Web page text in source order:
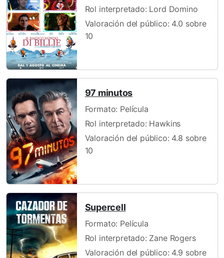
Rol interpretado: Lord Domino
Valoración del público: 4.0 sobre
10
97 minutos
Formato: Película
Rol interpretado: Hawkins
Valoración del público: 4.8 sobre
10
Supercell
Formato: Película
Rol interpretado: Zane Rogers
Valoración del público: 4.9 sobre